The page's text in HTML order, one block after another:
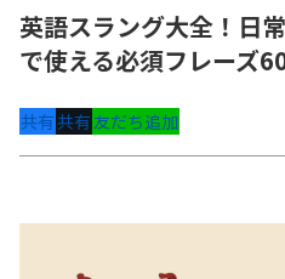
英語スラング大全！日
で使える必須フレーズ
共有共有友だち追加